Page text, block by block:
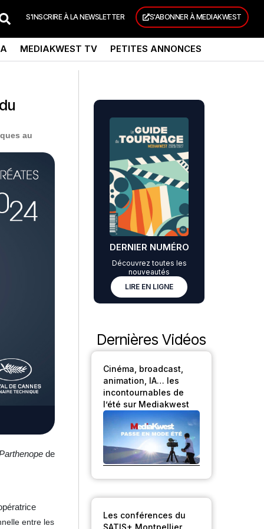
S'INSCRIRE À LA NEWSLETTER S'ABONNER À MEDIAKWEST
MEDIAKWEST TV PETITES ANNONCES
au
de
entre les
DERNIER NUMÉRO
Découvrez toutes les
nouveautés
LIRE EN LIGNE
Dernières Vidéos
Cinéma, broadcast,
animation, IA… les
incontournables de
l’été sur Mediakwest
Les conférences du